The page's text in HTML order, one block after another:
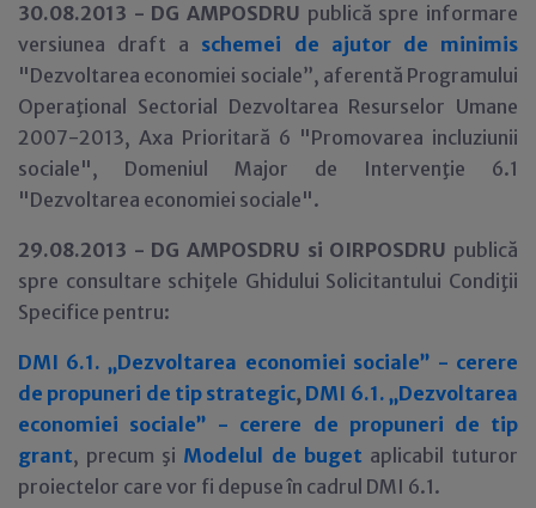
30.08.2013 - DG AMPOSDRU publică spre informare
versiunea draft a schemei de ajutor de minimis
"Dezvoltarea economiei sociale”, aferentă Programului
Operaţional Sectorial Dezvoltarea Resurselor Umane
2007-2013, Axa Prioritară 6 "Promovarea incluziunii
sociale", Domeniul Major de Intervenţie 6.1
"Dezvoltarea economiei sociale".
29.08.2013 - DG AMPOSDRU si OIRPOSDRU publică
spre consultare schiţele Ghidului Solicitantului Condiţii
Specifice pentru:
DMI 6.1. „Dezvoltarea economiei sociale” - cerere
de propuneri de tip strategic, DMI 6.1. „Dezvoltarea
economiei sociale” - cerere de propuneri de tip
grant, precum şi Modelul de buget aplicabil tuturor
proiectelor care vor fi depuse în cadrul DMI 6.1.